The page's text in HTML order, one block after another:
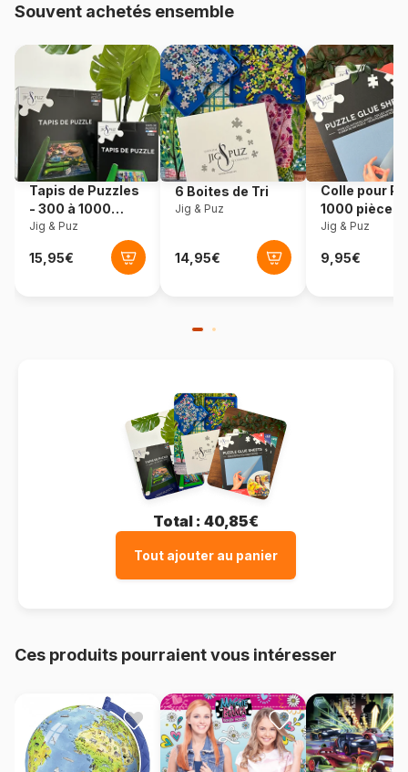
Provenance Allemagne
Ravensburger-10021
EAN 4005556100217
Nombre de pièces 150 pièces
Dimensions 49 x 36 cm
Souvent achetés ensemble
Tapis de Puzzles
- 300 à 1000
pièces
Jig & Puz
6 Boites de Tri
Jig & Puz
Colle pour
1000 pièces
Jig & Puz
Total : 40,85€
Tout ajouter au panier
Ces produits pourraient vous intéresser